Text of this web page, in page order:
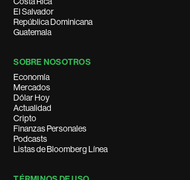
El Salvador
República Dominicana
Guatemala
SOBRE NOSOTROS
Economía
Mercados
Dólar Hoy
Actualidad
Cripto
Finanzas Personales
Podcasts
Listas de Bloomberg Línea